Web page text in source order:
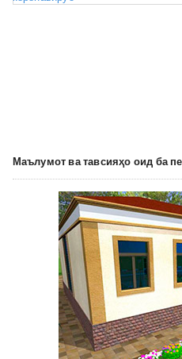
Маълумот ва тавсияҳо оид ба